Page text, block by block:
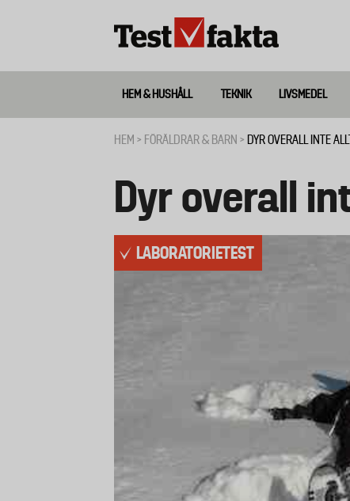
Huvudmeny
ny
HEM & HUSHÅLL TEKNIK LIVSMEDEL
HEM FÖRÄLDRAR & BARN DYR OVERALL INTE
Dyr overall
LABORATORIETEST